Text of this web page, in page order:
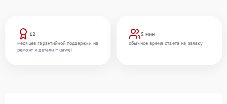
12
месяцев гарантийной поддержки на
ремонт и детали Huawei
5 мин
обычное время ответа на заявку